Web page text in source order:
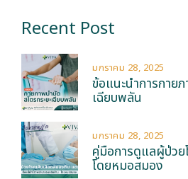
Recent Post
ข้อแนะนำการกาย
เฉียบพลัน
มกราคม 28, 2025
คู่มือการดูแลผู้ป่ว
โดยหมอสมอง
มกราคม 28, 2025